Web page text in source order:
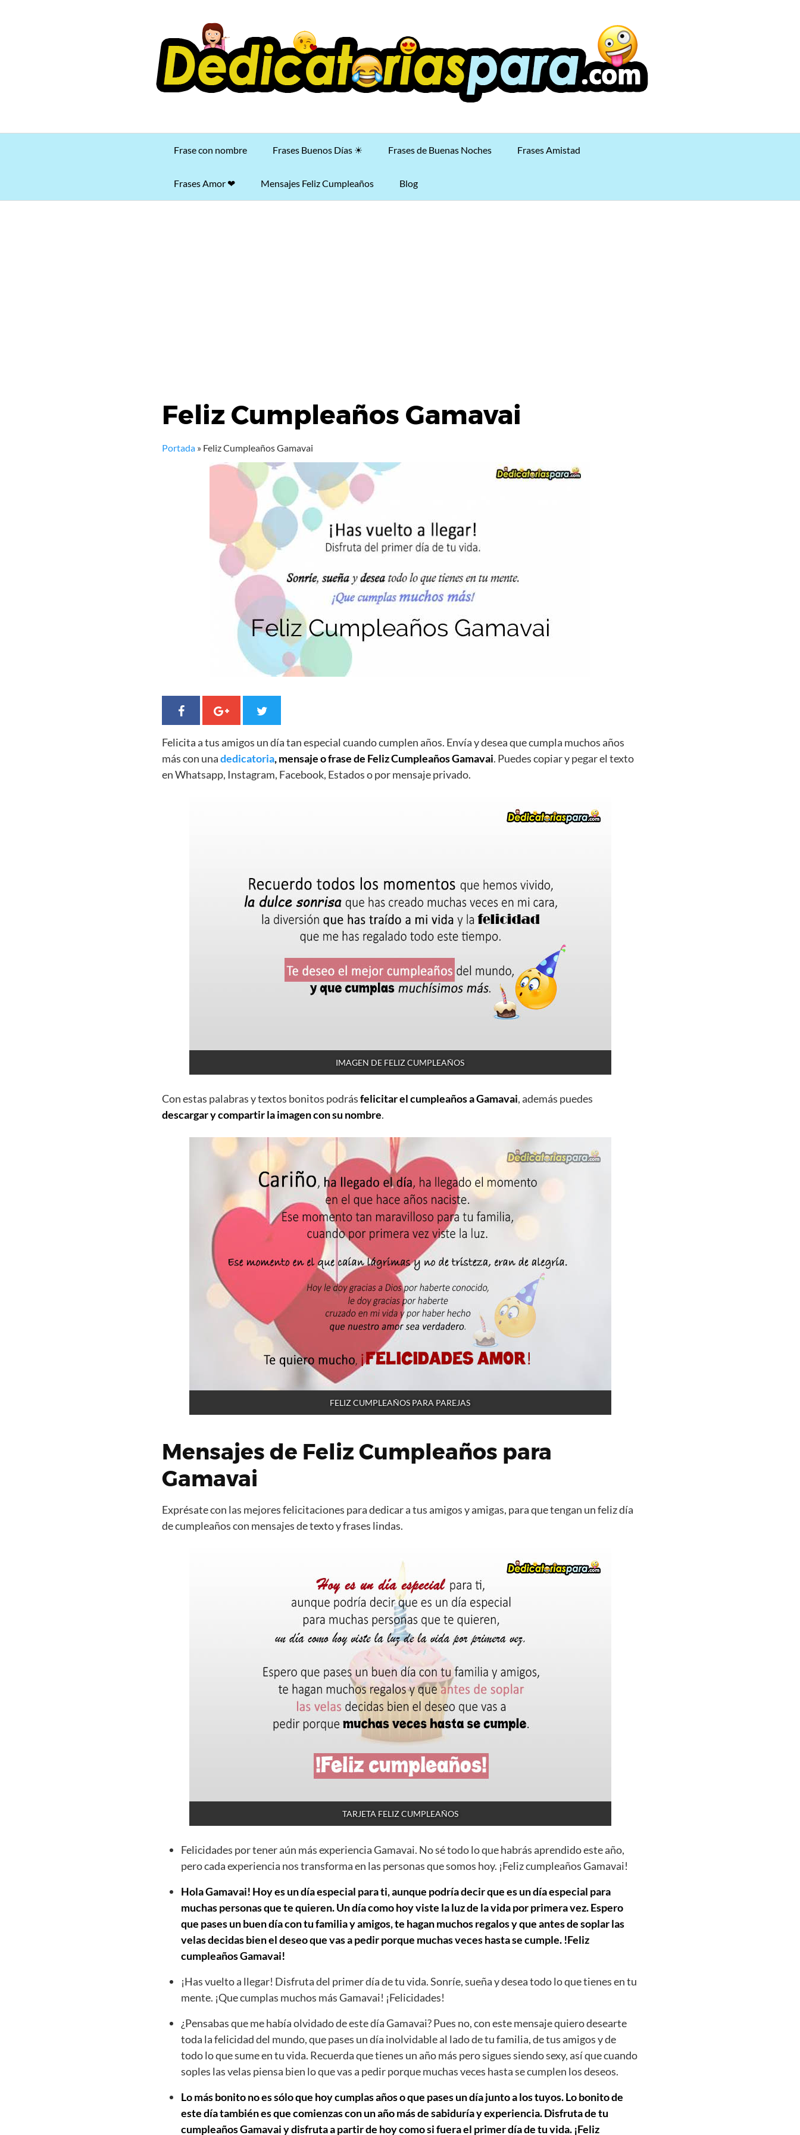
Frase con nombre Frases Buenos Días ☀ Frases de Buenas Noches Frases Amistad
Frases Amor ❤ Mensajes Feliz Cumpleaños Blog
Feliz Cumpleaños Gamavai
Portada » Feliz Cumpleaños Gamavai
Felicita a tus amigos un día tan especial cuando cumplen años. Envía y desea que cumpla muchos años
más con unadedicatoria, mensaje o frase de Feliz Cumpleaños Gamavai. Puedes copiar y pegar el texto
en Whatsapp, Instagram, Facebook, Estados o por mensaje privado.
IMAGEN DE FELIZ CUMPLEAÑOS
Con estas palabras y textos bonitos podrásfelicitar el cumpleaños a Gamavai, además puedes
descargar y compartir la imagen con su nombre.
FELIZ CUMPLEAÑOS PARA PAREJAS
Mensajes de Feliz Cumpleaños para
Gamavai
Exprésate con las mejores felicitaciones para dedicar a tus amigos y amigas, para que tengan un feliz día
de cumpleaños con mensajes de texto y frases lindas.
TARJETA FELIZ CUMPLEAÑOS
Felicidades por tener aún más experiencia Gamavai. No sé todo lo que habrás aprendido este año,
pero cada experiencia nos transforma en las personas que somos hoy. ¡Feliz cumpleaños Gamavai!
Hola Gamavai! Hoy es un día especial para ti, aunque podría decir que es un día especial para
muchas personas que te quieren. Un día como hoy viste la luz de la vida por primera vez. Espero
que pases un buen día con tu familia y amigos, te hagan muchos regalos y que antes de soplar las
velas decidas bien el deseo que vas a pedir porque muchas veces hasta se cumple. !Feliz
cumpleaños Gamavai!
¡Has vuelto a llegar! Disfruta del primer día de tu vida. Sonríe, sueña y desea todo lo que tienes en tu
mente. ¡Que cumplas muchos más Gamavai! ¡Felicidades!
¿Pensabas que me había olvidado de este día Gamavai? Pues no, con este mensaje quiero desearte
toda la felicidad del mundo, que pases un día inolvidable al lado de tu familia, de tus amigos y de
todo lo que sume en tu vida. Recuerda que tienes un año más pero sigues siendo sexy, así que cuando
soples las velas piensa bien lo que vas a pedir porque muchas veces hasta se cumplen los deseos.
Lo más bonito no es sólo que hoy cumplas años o que pases un día junto a los tuyos. Lo bonito de
este día también es que comienzas con un año más de sabiduría y experiencia. Disfruta de tu
cumpleaños Gamavai y disfruta a partir de hoy como si fuera el primer día de tu vida. ¡Feliz